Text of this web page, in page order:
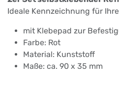
Ideale Kennzeichnung für
mit Klebepad zur
Farbe: Rot
Material: Kunststoff
Maße: ca. 90 x 35 mm